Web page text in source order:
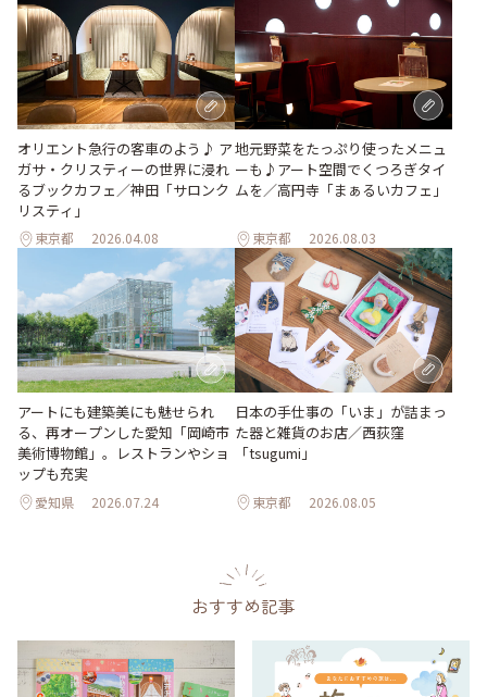
オリエント急行の客車のよう♪ ア
ガサ・クリスティーの世界に浸れ
るブックカフェ／神田「サロンク
リスティ」
東京都 2026.04.08
地元野菜をたっぷり使ったメニュ
ーも♪アート空間でくつろぎタイ
ムを／高円寺「まぁるいカフェ」
東京都 2026.08.03
アートにも建築美にも魅せられ
る、再オープンした愛知「岡崎市
美術博物館」。レストランやショ
ップも充実
愛知県 2026.07.24
日本の手仕事の「いま」が詰まっ
た器と雑貨のお店／西荻窪
「tsugumi」
東京都 2026.08.05
おすすめ記事